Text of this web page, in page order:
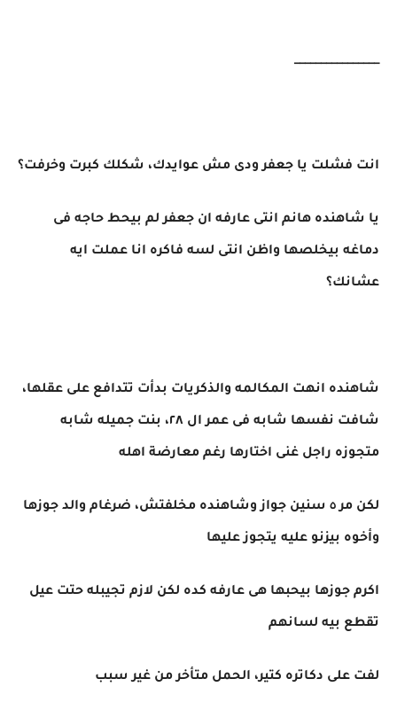
________________
انت فشلت يا جعفر ودى مش عوايدك، شكلك كبرت وخرفت؟
يا شاهنده هانم انتى عارفه ان جعفر لم بيحط حاجه فى
دماغه بيخلصها واظن انتى لسه فاكره انا عملت ايه
عشانك؟
شاهنده انهت المكالمه والذكريات بدأت تتدافع على عقلها،
شافت نفسها شابه فى عمر ال ٢٨، بنت جميله شابه
متجوزه راجل غنى اختارها رغم معارضة اهله
لكن مر ٥ سنين جواز وشاهنده مخلفتش، ضرغام والد جوزها
وأخوه بيزنو عليه يتجوز عليها
اكرم جوزها بيحبها هى عارفه كده لكن لازم تجيبله حتت عيل
تقطع بيه لسانهم
لفت على دكاتره كتير، الحمل متأخر من غير سبب